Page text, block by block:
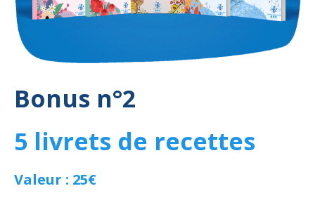
Bonus n°2
5 livrets de recettes
Valeur : 25€